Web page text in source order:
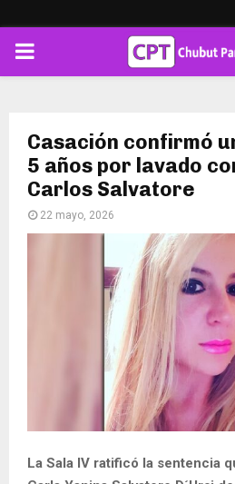
PRIMARY
Casación confirmó
5 años por lavado
Carlos Salvatore
22 mayo, 2026
La Sala IV ratificó la sentencia